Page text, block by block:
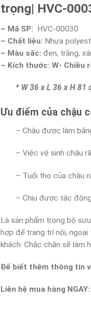
trọng| HVC-
– Mã SP: HVC-00030
– Chất liệu: Nhựa
– Màu sắc: đen, trắng,
– Kích thước: W- Chiều r
* W 36 x L 36 x H 81
Ưu điểm của chậu
– Chậu được làm
– Việc vệ sinh chậu
– Tuổi thọ của chậu
– Chịu được tác
Là sản phẩm trong bộ
hợp để trang trí nội,
khách. Chắc chắn sẽ làm
Để biết thêm thông tin
Liên hệ mua hàng